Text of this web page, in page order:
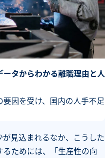
タからわかる離職理由と人
因を受け、国内の人手不足
見込まれるなか、こうした
ためには、「生産性の向